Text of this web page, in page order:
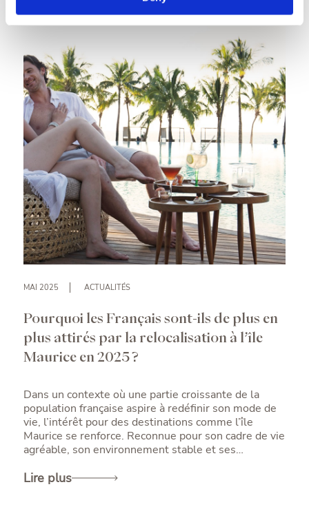
nature se révèle dans toute sa splendeur. Dans cet
article, nous vous présentons les plus beaux
sentiers de la région, les expériences qui vous
attendent et l’intérêt de séjourner à proximité, dans
des lieux comme Harmonie Golf & Beach Estate,
pour une immersion encore plus complète.
MAI 2025 ACTUALITÉS
Pourquoi les Français sont-ils de plus en
plus attirés par la relocalisation à l’île
Maurice en 2025 ?
Dans un contexte où une partie croissante de la
population française aspire à redéfinir son mode de
vie, l’intérêt pour des destinations comme l’île
Maurice se renforce. Reconnue pour son cadre de vie
agréable, son environnement stable et ses
ceux qui cherchent à concilier sérénité,
Lire plus